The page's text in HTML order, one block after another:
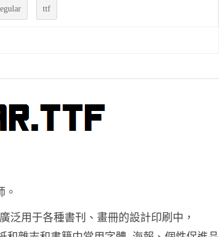
ttf
。
泛用于各種書刊、畫冊的設計印刷中，